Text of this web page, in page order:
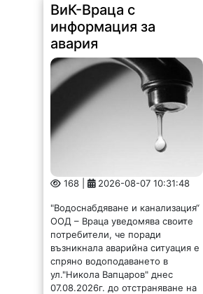
ВиК-Враца с
информация за
авария
168 | 2026-08-07 10:31:48
"Водоснабдяване и канализация“
ООД – Враца уведомява своите
потребители, че поради
възникнала аварийна ситуация е
спряно водоподаването в
ул."Никола Вапцаров" днес
07.08.2026г. до отстраняване на